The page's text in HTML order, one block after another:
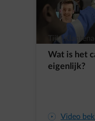
Tijl |
Wat is het
eigenlijk?
arrow-play-fwd Video